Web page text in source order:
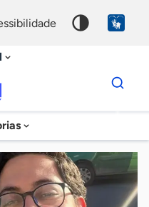
Dados
para
chave